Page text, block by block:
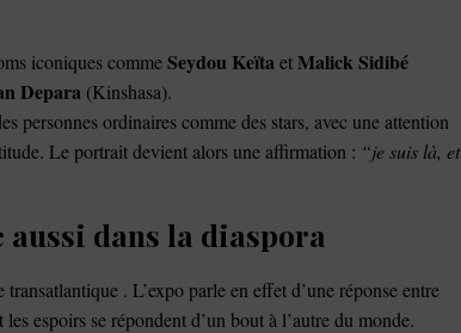
iconiques commeSeydou KeïtaetMalick Sidibé
Depara (Kinshasa).
personnes ordinaires comme des stars, avec une attention
Le portrait devient alors une affirmation : “je suis là, et
aussi dans la diaspora
. L’expo parle en effet d’une réponse entre
espoirs se répondent d’un bout à l’autre du monde.